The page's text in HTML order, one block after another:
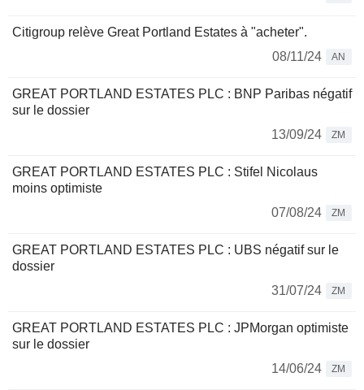
Citigroup relève Great Portland Estates à "acheter".
08/11/24
AN
GREAT PORTLAND ESTATES PLC : BNP Paribas négatif
sur le dossier
13/09/24
ZM
GREAT PORTLAND ESTATES PLC : Stifel Nicolaus
moins optimiste
07/08/24
ZM
GREAT PORTLAND ESTATES PLC : UBS négatif sur le
dossier
31/07/24
ZM
GREAT PORTLAND ESTATES PLC : JPMorgan optimiste
sur le dossier
14/06/24
ZM